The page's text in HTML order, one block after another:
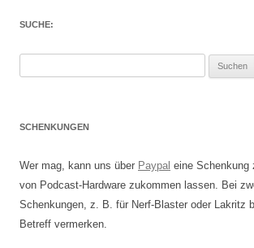
SUCHE:
SCHENKUNGEN
Wer mag, kann uns über Paypal eine Schenkung
von Podcast-Hardware zukommen lassen. Bei
Schenkungen, z. B. für Nerf-Blaster oder Lakritz
Betreff vermerken.